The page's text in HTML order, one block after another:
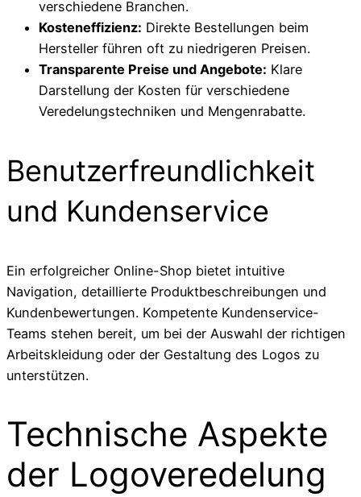
verschiedene Branchen.
Kosteneffizienz: Direkte Bestellungen beim
Hersteller führen oft zu niedrigeren Preisen.
Transparente Preise und Angebote: Klare
Darstellung der Kosten für verschiedene
Veredelungstechniken und Mengenrabatte.
Benutzerfreundlichkeit
und Kundenservice
Ein erfolgreicher Online-Shop bietet intuitive
Navigation, detaillierte Produktbeschreibungen und
Kundenbewertungen. Kompetente Kundenservice-
Teams stehen bereit, um bei der Auswahl der richtigen
Arbeitskleidung oder der Gestaltung des Logos zu
unterstützen.
Technische Aspekte
der Logoveredelung